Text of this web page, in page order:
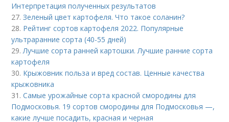
Интерпретация полученных результатов
27.Зеленый цвет картофеля. Что такое соланин?
28. Рейтинг сортов картофеля 2022. Популярные
ультраранние сорта (40-55 дней)
29.Лучшие сорта ранней картошки. Лучшие ранние сорта
картофеля
30. Крыжовник польза и вред состав. Ценные качества
крыжовника
31.Самые урожайные сорта красной смородины для
Подмосковья. 19 сортов смородины для Подмосковья —,
какие лучше посадить, красная и черная